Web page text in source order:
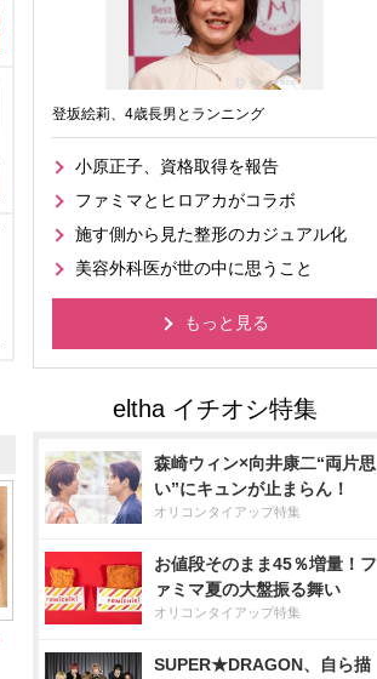
登坂絵莉、4歳長男とランニング
小原正子、資格取得を報告
ファミマとヒロアカがコラボ
施す側から見た整形のカジュアル化
美容外科医が世の中に思うこと
もっと見る
森崎ウィン×向井康二“両片思
い”にキュンが止まらん！
オリコンタイアップ特集
お値段そのまま45％増量！フ
ァミマ夏の大盤振る舞い
オリコンタイアップ特集
SUPER★DRAGON、自ら描